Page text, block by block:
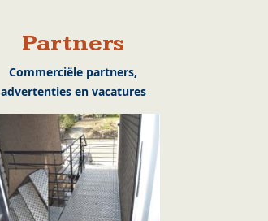
Partners
Commerciële partners,
advertenties en vacatures